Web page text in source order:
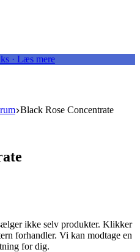
· Læs mere
Black Rose Concentrate
ikke selv produkter. Klikker
forhandler. Vi kan modtage en
for dig.